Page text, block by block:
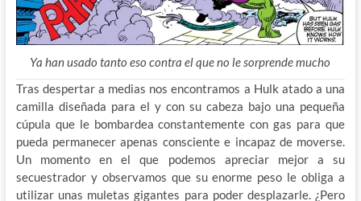
Ya han usado tanto eso contra el que no le sorprende mucho
Tras despertar a medias nos encontramos a Hulk atado a una
camilla diseñada para el y con su cabeza bajo una pequeña
cúpula que le bombardea constantemente con gas para que
pueda permanecer apenas consciente e incapaz de moverse.
Un momento en el que podemos apreciar mejor a su
secuestrador y observamos que su enorme peso le obliga a
utilizar unas muletas gigantes para poder desplazarle. ¿Pero